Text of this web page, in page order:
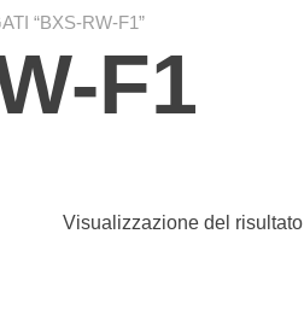
“BXS-RW-F1”
F1
Visualizzazione del risultato